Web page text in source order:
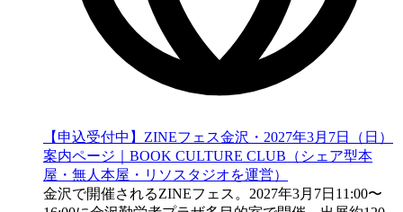
【申込受付中】ZINEフェス金沢・2027年3月7日（日）
案内ページ｜BOOK CULTURE CLUB（シェア型本
屋・無人本屋・リソスタジオを運営）
金沢で開催されるZINEフェス。2027年3月7日11:00〜